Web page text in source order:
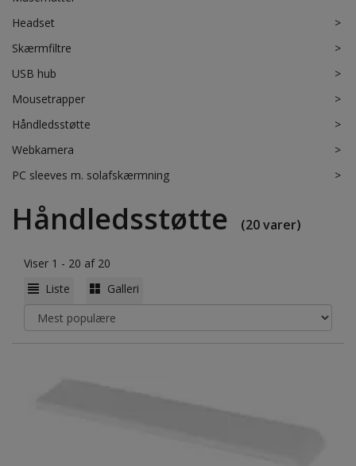
>
Headset
>
Skærmfiltre
>
USB hub
>
Mousetrapper
>
Håndledsstøtte
>
Webkamera
>
PC sleeves m. solafskærmning
Håndledsstøtte (20 varer)
Viser 1 - 20 af 20
Liste
Galleri